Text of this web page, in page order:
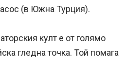
(в Южна Турция).
култ е от голямо
гледна точка. Той помага